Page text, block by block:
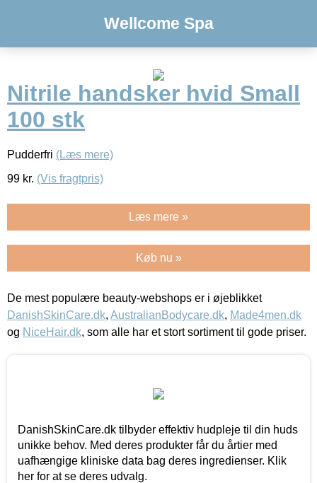
Wellcome Spa
Nitrile handsker hvid Small
100 stk
Pudderfri (Læs mere)
99 kr. (Vis fragtpris)
Læs mere »
Køb nu »
De mest populære beauty-webshops er i øjeblikket
DanishSkinCare.dk, AustralianBodycare.dk, Made4men.dk
og NiceHair.dk, som alle har et stort sortiment til gode priser.
DanishSkinCare.dk tilbyder effektiv hudpleje til din huds
unikke behov. Med deres produkter får du årtier med
uafhængige kliniske data bag deres ingredienser. Klik
her for at se deres udvalg.